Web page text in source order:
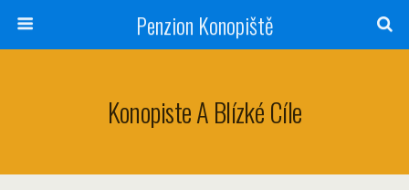
Penzion Konopiště
Konopiste A Blízké Cíle